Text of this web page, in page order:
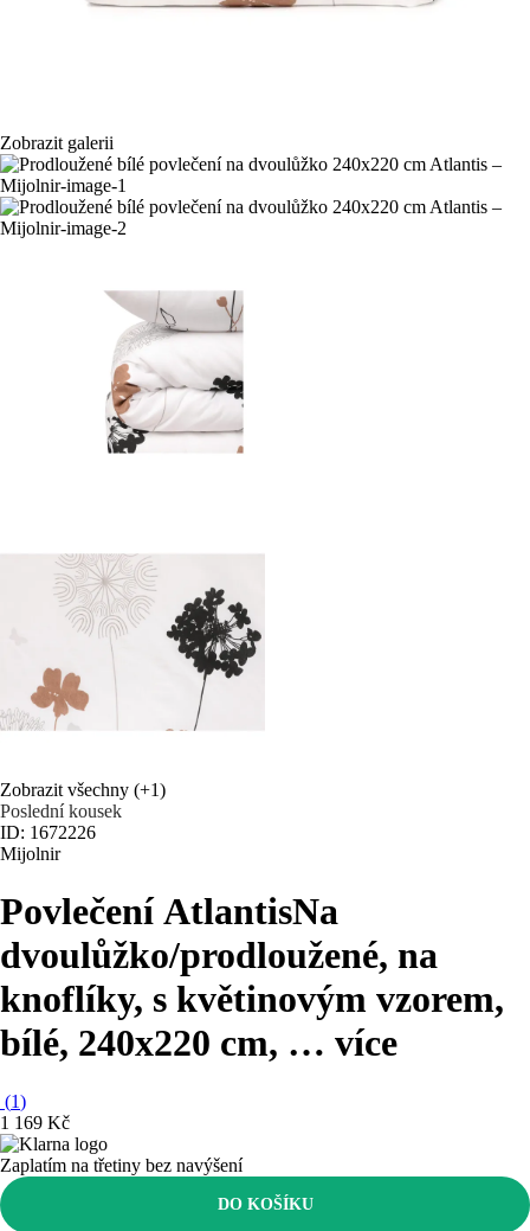
Zobrazit galerii
Zobrazit všechny (+1)
Poslední kousek
ID: 1672226
Mijolnir
Povlečení AtlantisNa
dvoulůžko/prodloužené, na
knoflíky, s květinovým vzorem,
bílé, 240x220 cm, … více
(1)
1 169 Kč
Zaplatím na třetiny bez navýšení
DO KOŠÍKU